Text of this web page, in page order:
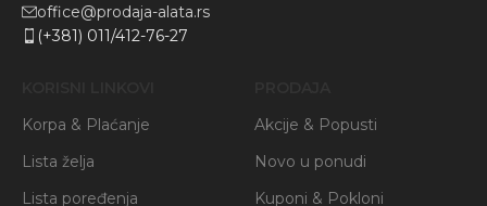
office@prodaja-alata.rs
(+381) 011/412-76-27
Korpa & Plaćanje
Lista želja
Lista poređenja
Akcije & Popusti
Novo u ponudi
Kuponi & Pokloni